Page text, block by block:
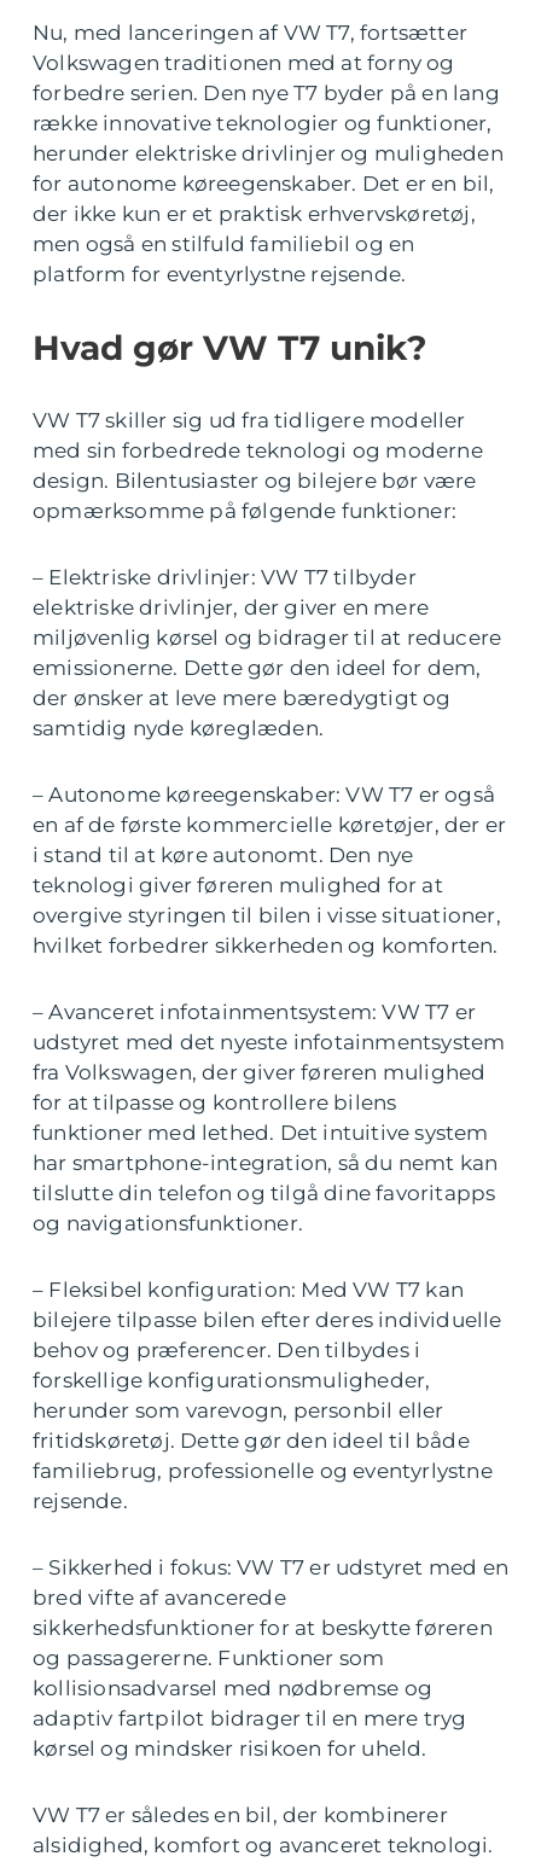
Nu, med lanceringen af VW T7, fortsætter
Volkswagen traditionen med at forny og
forbedre serien. Den nye T7 byder på en lang
række innovative teknologier og funktioner,
herunder elektriske drivlinjer og muligheden
for autonome køreegenskaber. Det er en bil,
der ikke kun er et praktisk erhvervskøretøj,
men også en stilfuld familiebil og en
platform for eventyrlystne rejsende.
Hvad gør VW T7 unik?
VW T7 skiller sig ud fra tidligere modeller
med sin forbedrede teknologi og moderne
design. Bilentusiaster og bilejere bør være
opmærksomme på følgende funktioner:
– Elektriske drivlinjer: VW T7 tilbyder
elektriske drivlinjer, der giver en mere
miljøvenlig kørsel og bidrager til at reducere
emissionerne. Dette gør den ideel for dem,
der ønsker at leve mere bæredygtigt og
samtidig nyde køreglæden.
– Autonome køreegenskaber: VW T7 er også
en af de første kommercielle køretøjer, der er
i stand til at køre autonomt. Den nye
teknologi giver føreren mulighed for at
overgive styringen til bilen i visse situationer,
hvilket forbedrer sikkerheden og komforten.
– Avanceret infotainmentsystem: VW T7 er
udstyret med det nyeste infotainmentsystem
fra Volkswagen, der giver føreren mulighed
for at tilpasse og kontrollere bilens
funktioner med lethed. Det intuitive system
har smartphone-integration, så du nemt kan
tilslutte din telefon og tilgå dine favoritapps
og navigationsfunktioner.
– Fleksibel konfiguration: Med VW T7 kan
bilejere tilpasse bilen efter deres individuelle
behov og præferencer. Den tilbydes i
forskellige konfigurationsmuligheder,
herunder som varevogn, personbil eller
fritidskøretøj. Dette gør den ideel til både
familiebrug, professionelle og eventyrlystne
rejsende.
– Sikkerhed i fokus: VW T7 er udstyret med en
bred vifte af avancerede
sikkerhedsfunktioner for at beskytte føreren
og passagererne. Funktioner som
kollisionsadvarsel med nødbremse og
adaptiv fartpilot bidrager til en mere tryg
kørsel og mindsker risikoen for uheld.
VW T7 er således en bil, der kombinerer
alsidighed, komfort og avanceret teknologi.